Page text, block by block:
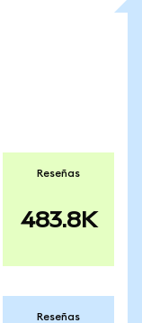
Reseñas
483.8K
Reseñas